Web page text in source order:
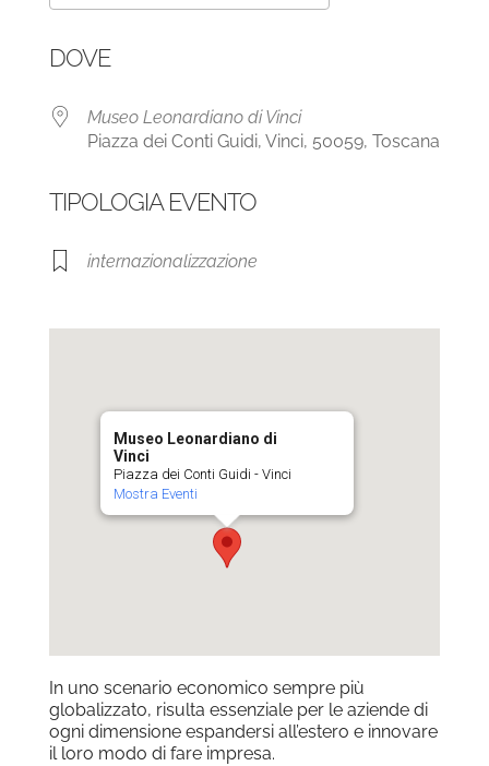
DOVE
Museo Leonardiano di Vinci
Piazza dei Conti Guidi, Vinci, 50059, Toscana
TIPOLOGIA EVENTO
internazionalizzazione
Museo Leonardiano di
Vinci
Piazza dei Conti Guidi - Vinci
Mostra Eventi
In uno scenario economico sempre più
globalizzato, risulta essenziale per le aziende di
ogni dimensione espandersi all’estero e innovare
il loro modo di fare impresa.